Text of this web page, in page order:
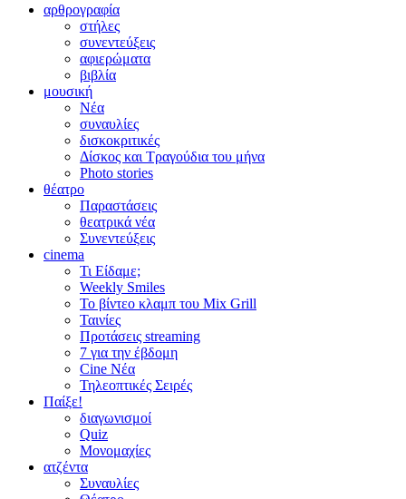
αρθρογραφία
στήλες
συνεντεύξεις
αφιερώματα
βιβλία
μουσική
Νέα
συναυλίες
δισκοκριτικές
Δίσκος και Τραγούδια του μήνα
Photo stories
θέατρο
Παραστάσεις
θεατρικά νέα
Συνεντεύξεις
cinema
Τι Είδαμε;
Weekly Smiles
Το βίντεο κλαμπ του Mix Grill
Ταινίες
Προτάσεις streaming
7 για την έβδομη
Cine Νέα
Τηλεοπτικές Σειρές
Παίξε!
διαγωνισμοί
Quiz
Μονομαχίες
ατζέντα
Συναυλίες